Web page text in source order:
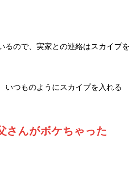
るので、実家との連絡はスカイプを
いつものようにスカイプを入れる
さんがボケちゃった